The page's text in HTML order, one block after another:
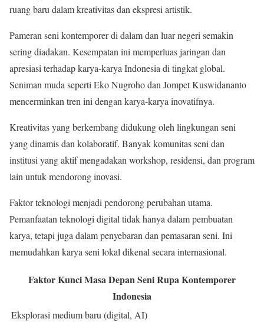
ruang baru dalam kreativitas dan ekspresi artistik.
Pameran seni kontemporer di dalam dan luar negeri semakin
sering diadakan. Kesempatan ini memperluas jaringan dan
apresiasi terhadap karya-karya Indonesia di tingkat global.
Seniman muda seperti Eko Nugroho dan Jompet Kuswidananto
mencerminkan tren ini dengan karya-karya inovatifnya.
Kreativitas yang berkembang didukung oleh lingkungan seni
yang dinamis dan kolaboratif. Banyak komunitas seni dan
institusi yang aktif mengadakan workshop, residensi, dan program
lain untuk mendorong inovasi.
Faktor teknologi menjadi pendorong perubahan utama.
Pemanfaatan teknologi digital tidak hanya dalam pembuatan
karya, tetapi juga dalam penyebaran dan pemasaran seni. Ini
memudahkan karya seni lokal dikenal secara internasional.
Faktor Kunci Masa Depan Seni Rupa Kontemporer
Indonesia
Eksplorasi medium baru (digital, AI)